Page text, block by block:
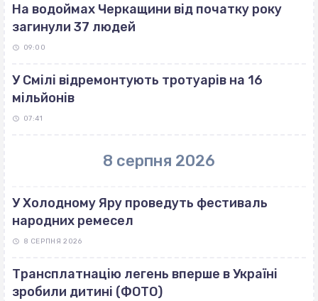
На водоймах Черкащини від початку року
загинули 37 людей
09:00
У Смілі відремонтують тротуарів на 16
мільйонів
07:41
8 серпня 2026
У Холодному Яру проведуть фестиваль
народних ремесел
8 СЕРПНЯ 2026
Трансплатнацію легень вперше в Україні
зробили дитині (ФОТО)